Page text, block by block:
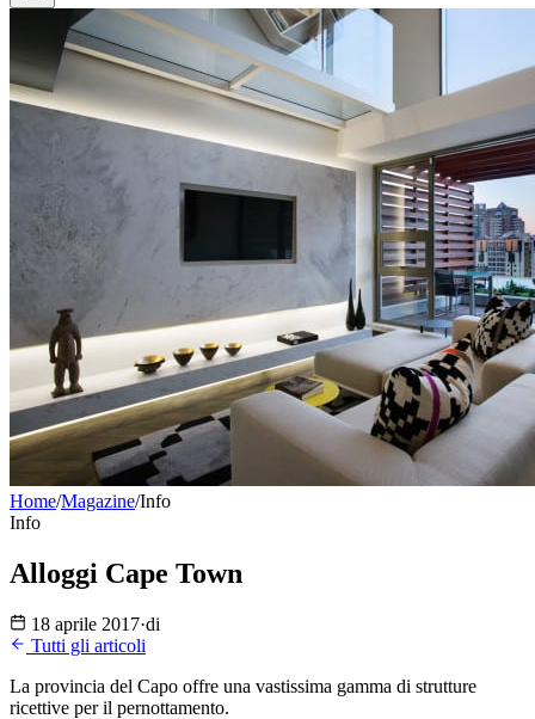
Home/Magazine/Info
Info
Alloggi Cape Town
18 aprile 2017·di
Tutti gli articoli
La provincia del Capo offre una vastissima gamma di strutture
ricettive per il pernottamento.